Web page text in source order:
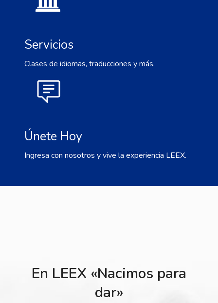
Servicios
Clases de idiomas, traducciones y más.
Únete Hoy
Ingresa con nosotros y vive la experiencia LEEX.
En LEEX «Nacimos para
dar»